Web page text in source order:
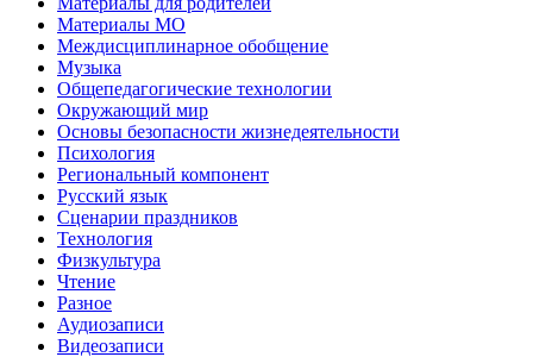
Материалы МО
Междисциплинарное обобщение
Музыка
Общепедагогические технологии
Окружающий мир
Основы безопасности жизнедеятельности
Психология
Региональный компонент
Русский язык
Сценарии праздников
Технология
Физкультура
Чтение
Разное
Аудиозаписи
Видеозаписи